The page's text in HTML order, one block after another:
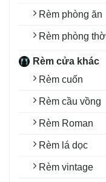
Rèm phòng ăn
Rèm phòng thờ
Rèm cửa khác
Rèm cuốn
Rèm cầu vồng
Rèm Roman
Rèm lá dọc
Rèm vintage